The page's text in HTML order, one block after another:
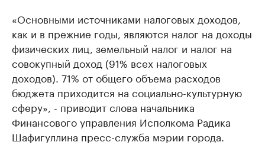
«Основными источниками налоговых доходов,
как и в прежние годы, являются налог на доходы
физических лиц, земельный налог и налог на
совокупный доход (91% всех налоговых
доходов). 71% от общего объема расходов
бюджета приходится на социально-культурную
сферу», - приводит слова начальника
Финансового управления Исполкома Радика
Шафигуллина пресс-служба мэрии города.